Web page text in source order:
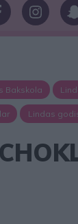
Bakskola
Lindas